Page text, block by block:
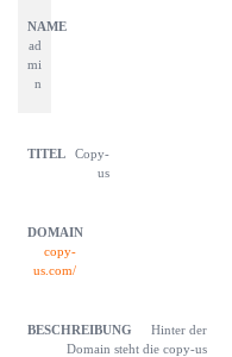
ad
mi
n
Copy-
us
copy-
us.com/
Hinter der
Domain steht die copy-us